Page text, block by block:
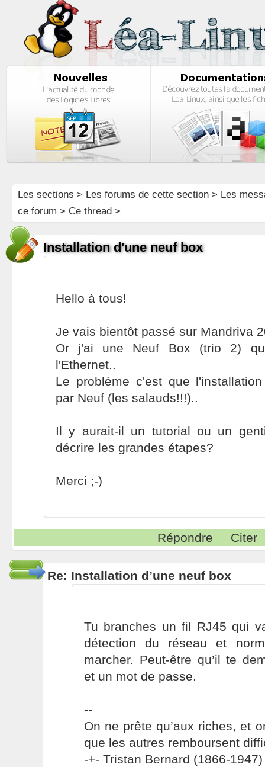
Les sections > Les forums de cette section> Les
ce forum > Ce thread >
Installation d'une neuf box
Hello à tous!
Je vais bientôt passé sur Mandriva
Or j'ai une Neuf Box (trio 2)
l'Ethernet..
Le problème c'est que
par Neuf (les salauds!!!)..
Il y aurait-il un tutorial ou un
décrire les grandes étapes?
Merci ;-)
Répondre Citer
Re: Installation d’une neuf box
Tu branches un fil RJ45 qui
détection du réseau et
marcher. Peut-être qu’il te
et un mot de passe.
--
On ne prête qu’aux riches, et
que les autres remboursent
-+- Tristan Bernard (1866-1947)